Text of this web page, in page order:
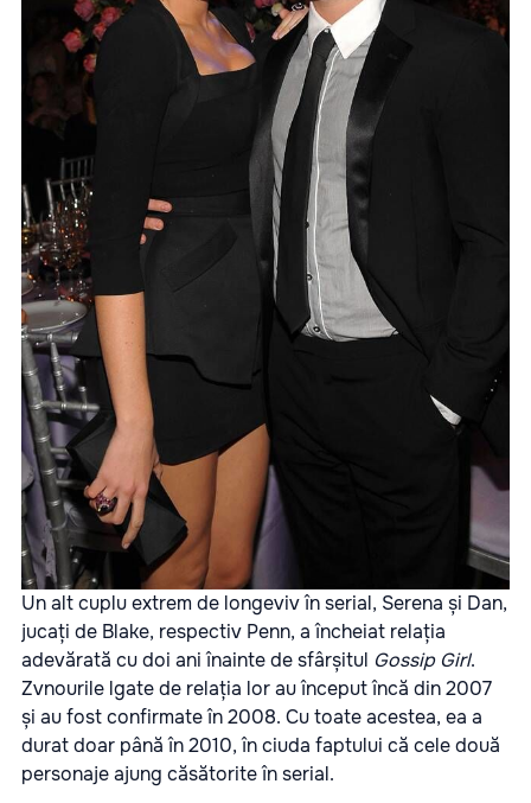
Un alt cuplu extrem de longeviv în serial, Serena și Dan,
jucați de Blake, respectiv Penn, a încheiat relația
adevărată cu doi ani înainte de sfârșitul Gossip Girl.
Zvnourile lgate de relația lor au început încă din 2007
și au fost confirmate în 2008. Cu toate acestea, ea a
durat doar până în 2010, în ciuda faptului că cele două
personaje ajung căsătorite în serial.